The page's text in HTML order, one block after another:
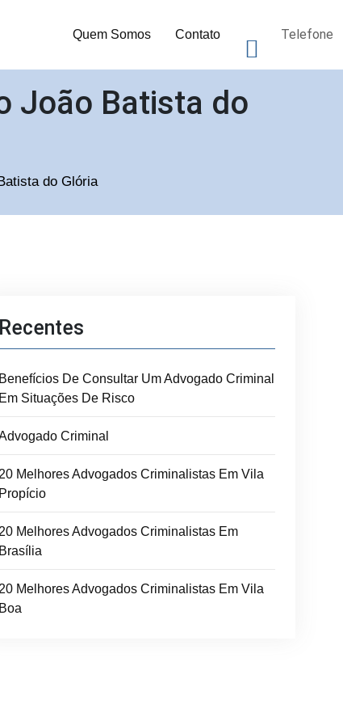
Quem Somos Contato Telefone
João Batista do
do Glória
Recentes
Benefícios De Consultar Um Advogado Criminal
Em Situações De Risco
Criminal
20 Melhores Advogados Criminalistas Em Vila
Propício
20 Melhores Advogados Criminalistas Em
Brasília
20 Melhores Advogados Criminalistas Em Vila
Boa